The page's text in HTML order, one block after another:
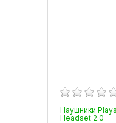
Наушники
Headset 2.0